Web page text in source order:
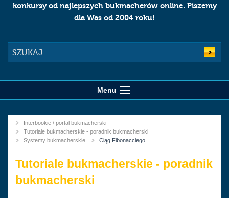
konkursy od najlepszych bukmacherów online. Piszemy
dla Was od 2004 roku!
Menu
You
are
Interbookie / portal bukmacherski
Tutoriale bukmacherskie - poradnik bukmacherski
Systemy bukmacherskie
Current:
Ciąg Fibonacciego
Tutoriale bukmacherskie - poradnik
bukmacherski